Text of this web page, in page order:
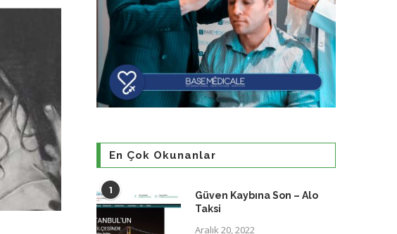
En Çok Okunanlar
1
Güven Kaybına Son – Alo
Taksi
Aralık 20, 2022